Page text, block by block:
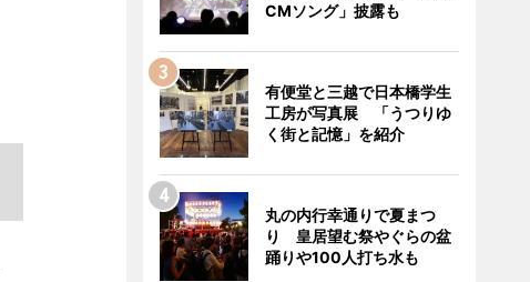
CMソング」披露も
有便堂と三越で日本橋学生
工房が写真展 「うつりゆ
く街と記憶」を紹介
丸の内行幸通りで夏まつ
り 皇居望む祭やぐらの盆
踊りや100人打ち水も